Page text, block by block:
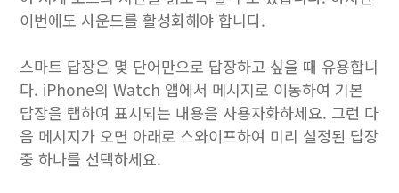
이번에도 사운드를 활성화해야 합니다.
스마트 답장은 몇 단어만으로 답장하고 싶을 때 유용합니
다. iPhone의 Watch 앱에서 메시지로 이동하여 기본
답장을 탭하여 표시되는 내용을 사용자화하세요. 그런 다
음 메시지가 오면 아래로 스와이프하여 미리 설정된 답장
중 하나를 선택하세요.